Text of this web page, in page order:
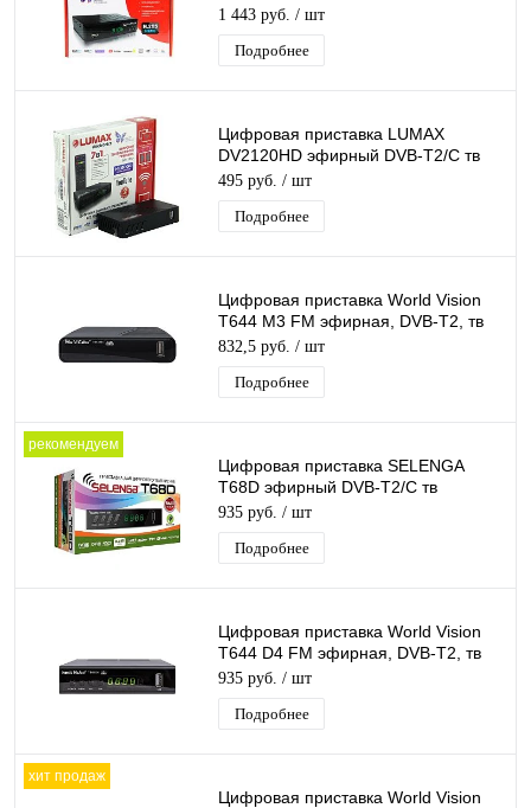
бесплатно, тюнер, ресивер,
приемник. тв
1 443 руб. / шт
Подробнее
Цифровая приставка LUMAX
DV2120HD эфирный DVB-T2/C тв
ресивер бесплатное тв TV-тюнер
медиаплеер IPTV
495 руб. / шт
Подробнее
Цифровая приставка World Vision
T644 M3 FM эфирная, DVB-T2, тв
бесплатно, тюнер, ресивер,
приемник
832,5 руб. / шт
Подробнее
рекомендуем
Цифровая приставка SELENGA
T68D эфирный DVB-T2/C тв
ресивер, тюнер бесплатного IPTV,
медиаплеер
935 руб. / шт
Подробнее
Цифровая приставка World Vision
T644 D4 FM эфирная, DVB-T2, тв
бесплатно, тюнер, ресивер,
приемник
935 руб. / шт
Подробнее
хит продаж
Цифровая приставка World Vision